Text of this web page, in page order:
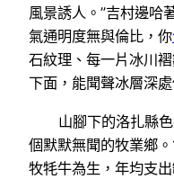
風景誘人。”吉村邊哈
氣通明度無與倫比，你
石紋理、每一片冰川
下面，能聞聲冰層深處
山腳下的洛扎縣
個默默無聞的牧業鄉
牧牦牛為生，年均支出